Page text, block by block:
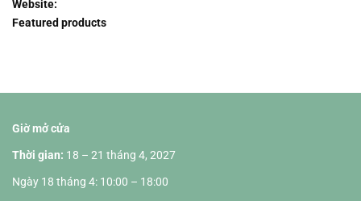
Website:
Featured products
Giờ mở cửa
Thời gian: 18 – 21 tháng 4, 2027
Ngày 18 tháng 4: 10:00 – 18:00